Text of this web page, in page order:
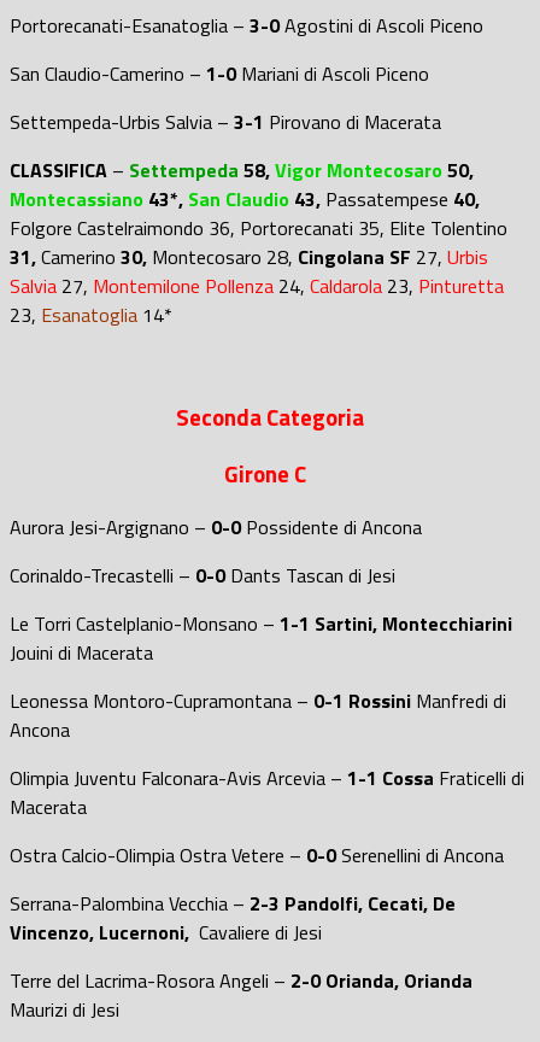
Portorecanati-Esanatoglia – 3-0Agostini di Ascoli Piceno
San Claudio-Camerino – 1-0 Mariani di Ascoli Piceno
Settempeda-Urbis Salvia – 3-1 Pirovano di Macerata
CLASSIFICA – Settempeda 58,Vigor Montecosaro50,
Montecassiano 43*, San Claudio 43, Passatempese 40,
Folgore Castelraimondo 36, Portorecanati 35, Elite Tolentino
31,Camerino 30, Montecosaro 28, Cingolana SF 27, Urbis
Salvia 27, Montemilone Pollenza 24, Caldarola 23, Pinturetta
23, Esanatoglia 14*
Seconda Categoria
Girone C
Aurora Jesi-Argignano – 0-0 Possidente di Ancona
Corinaldo-Trecastelli – 0-0 Dants Tascan di Jesi
Le Torri Castelplanio-Monsano – 1-1 Sartini, Montecchiarini
Jouini di Macerata
Leonessa Montoro-Cupramontana – 0-1 Rossini Manfredi di
Ancona
Olimpia Juventu Falconara-Avis Arcevia – 1-1 Cossa Fraticelli di
Macerata
Ostra Calcio-Olimpia Ostra Vetere – 0-0Serenellini di Ancona
Serrana-Palombina Vecchia – 2-3 Pandolfi, Cecati, De
Vincenzo, Lucernoni, Cavaliere di Jesi
Terre del Lacrima-Rosora Angeli – 2-0 Orianda, Orianda
Maurizi di Jesi